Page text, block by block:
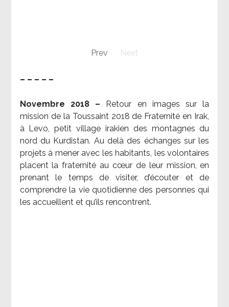
Prev Next
– – – – –
Novembre 2018 –
Retour en images sur la
mission de la Toussaint 2018 de Fraternité en Irak,
à Levo, petit village irakien des montagnes du
nord du Kurdistan. Au delà des échanges sur les
projets à mener avec les habitants, les volontaires
placent la fraternité au cœur de leur mission, en
prenant le temps de visiter, d’écouter et de
comprendre la vie quotidienne des personnes qui
les accueillent et qu’ils rencontrent.